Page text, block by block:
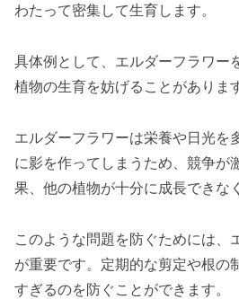
わたって密集して生育します。
具体例として、エルダーフラワー
植物の生育を妨げることがあります
エルダーフラワーは栄養や日光を
に影を作ってしまうため、競争が
果、他の植物が十分に成長できな
このような問題を防ぐためには、
が重要です。定期的な剪定や根の
すぎるのを防ぐことができます。